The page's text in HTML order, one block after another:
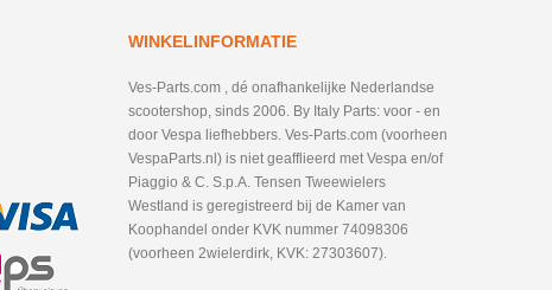
WINKELINFORMATIE
Ves-Parts.com , dé onafhankelijke Nederlandse
scootershop, sinds 2006. By Italy Parts: voor - en
door Vespa liefhebbers. Ves-Parts.com (voorheen
VespaParts.nl) is niet geafflieerd met Vespa en/of
Piaggio & C. S.p.A. Tensen Tweewielers
Westland is geregistreerd bij de Kamer van
Koophandel onder KVK nummer 74098306
(voorheen 2wielerdirk, KVK: 27303607).